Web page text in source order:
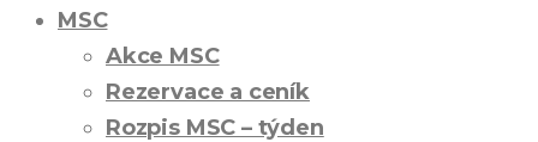
MSC
Akce MSC
Rezervace a ceník
Rozpis MSC – týden